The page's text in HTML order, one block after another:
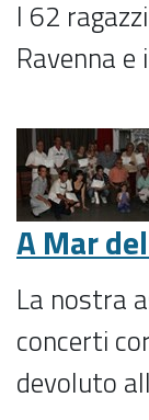
I 62
Ravenna
A Mar
La nostra
concerti
devoluto